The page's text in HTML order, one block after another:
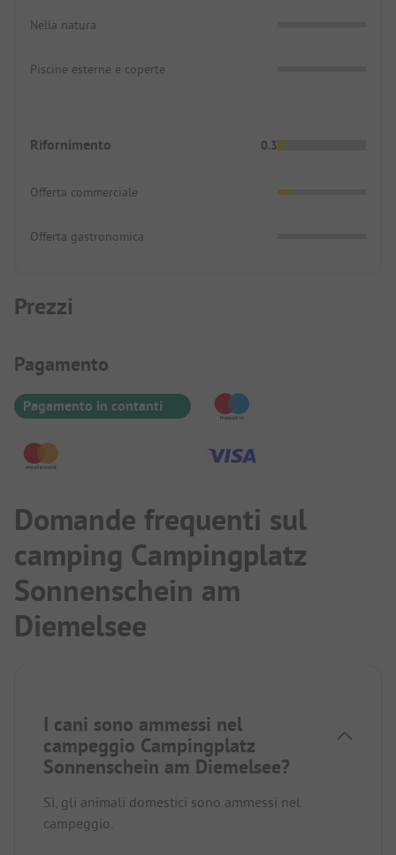
Nella natura
Piscine esterne e coperte
Rifornimento 0.3
Offerta commerciale
Offerta gastronomica
Prezzi
Informazioni sul pagamento
Pagamento
Pagamento in contanti
Domande frequenti sul
camping Campingplatz
Sonnenschein am
Diemelsee
I cani sono ammessi nel
campeggio Campingplatz
Sonnenschein am Diemelsee?
Sì, gli animali domestici sono ammessi nel
campeggio.